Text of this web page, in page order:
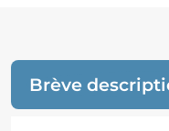
Brève